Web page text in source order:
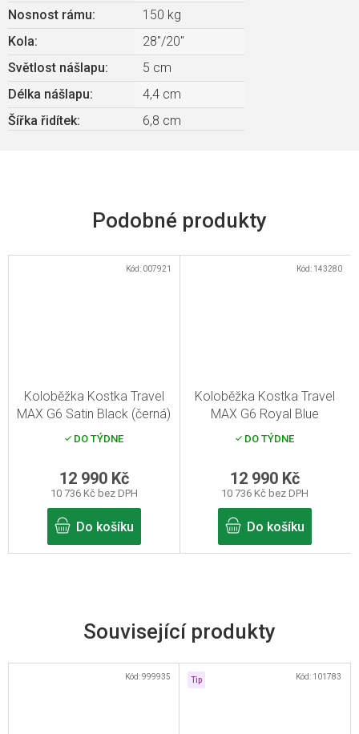
Související produkty
Kód:999935 Tip Kód: 101783
Nosnost rámu:
150 kg
Kola:
28"/20"
Světlost nášlapu:
5 cm
Délka nášlapu:
4,4 cm
Šířka řidítek: 6,8 cm
Koloběžka Kostka Travel
MAX G6 Satin Black (černá)
DO TÝDNE
10 736 Kč bez DPH
12 990 Kč
Do košíku
Kód: 007921
Koloběžka Kostka Travel
MAX G6 Royal Blue
DO TÝDNE
10 736 Kč bez DPH
12 990 Kč
Do košíku
Kód: 143280